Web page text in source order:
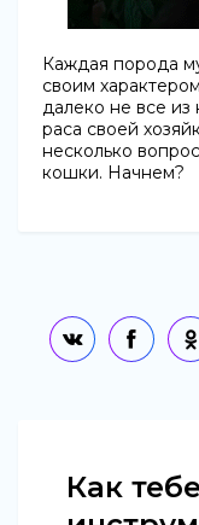
Каждая порода
своим
далеко не все из
раса своей
несколько
кошки. Начнем?
Как